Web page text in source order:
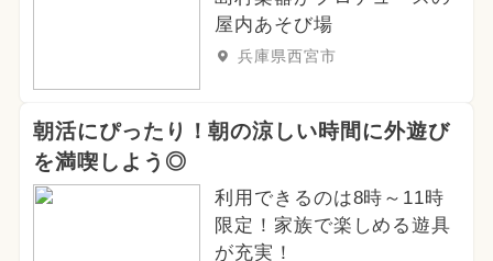
屋内あそび場
兵庫県西宮市
朝活にぴったり！朝の涼しい時間に外遊び
を満喫しよう◎
利用できるのは8時～11時
限定！家族で楽しめる遊具
が充実！